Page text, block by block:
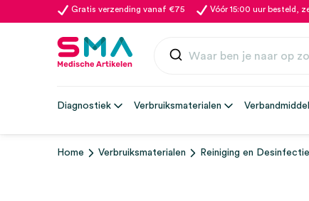
Gratis verzending vanaf €75 Vóór 15:00 uur besteld,
Diagnostiek Verbruiksmaterialen
Home Verbruiksmaterialen Reiniging en Desinfectie